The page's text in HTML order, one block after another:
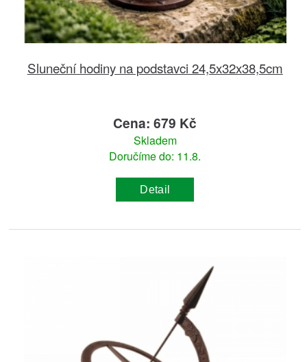
Sluneční hodiny na podstavci 24,5x32x38,5cm
Cena: 679 Kč
Skladem
Doručíme do: 11.8.
Detail